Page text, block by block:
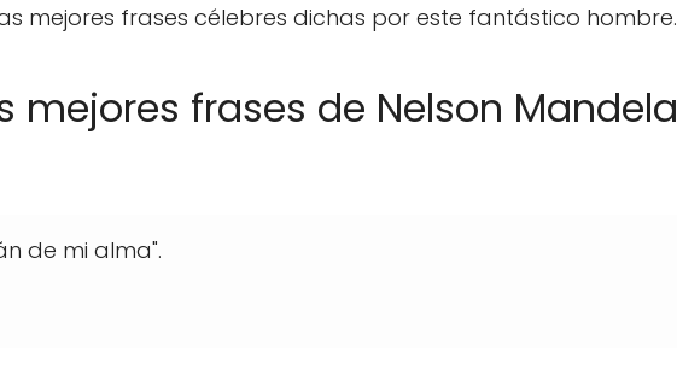
mejores frases célebres dichas por este fantástico hombre.
mejores frases de Nelson Mandela
de mi alma".